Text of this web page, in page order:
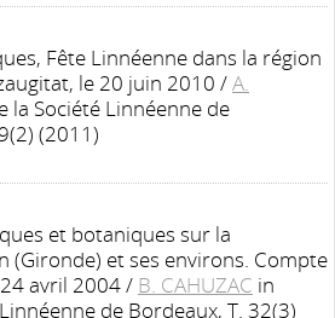
Fête Linnéenne dans la région
le 20 juin 2010 /A.
la Société Linnéenne de
(2011)
et botaniques sur la
(Gironde) et ses environs. Compte
avril 2004/ B. CAHUZAC in
de Bordeaux, T. 32(3)